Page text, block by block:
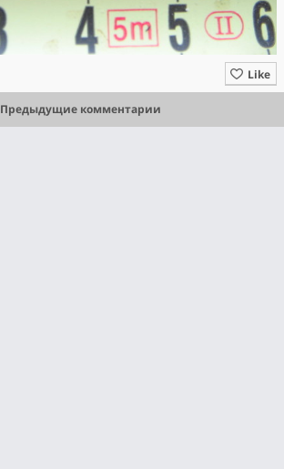
Like
Предыдущие комментарии